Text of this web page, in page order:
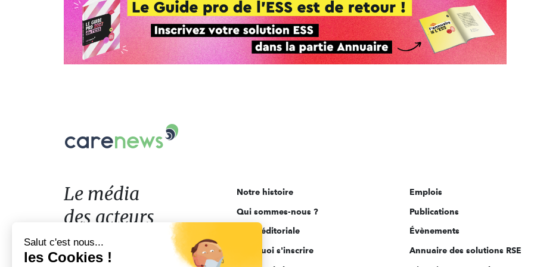
Le
acteurs
de
l'engagement
Le média
des acteurs
de l'engagement
Notre histoire
Qui sommes-nous ?
Ligne éditoriale
Pourquoi s'inscrire
Emplois
Publications
Évènements
Annuaire des solutions RSE
Salut c'est nous...
les Cookies !